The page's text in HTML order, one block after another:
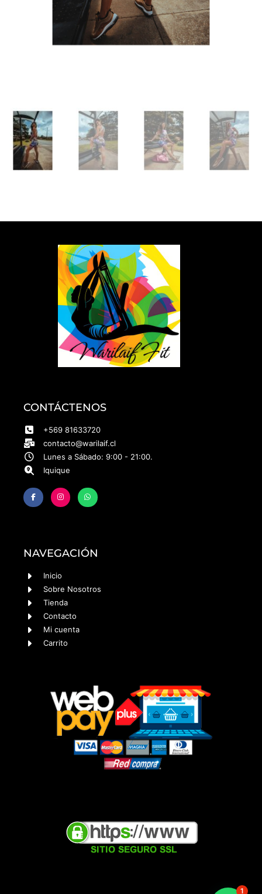
CONTÁCTENOS
+569 81633720
contacto@warilaif.cl
Lunes a Sábado: 9:00 - 21:00.
Iquique
NAVEGACIÓN
Inicio
Sobre Nosotros
Tienda
Contacto
Mi cuenta
Carrito
1